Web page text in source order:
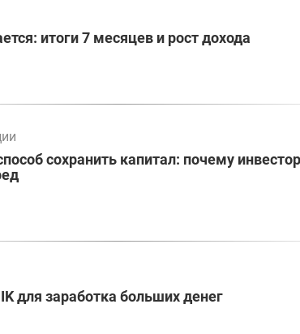
итоги 7 месяцев и рост дохода
сохранить капитал: почему
для заработка больших денег